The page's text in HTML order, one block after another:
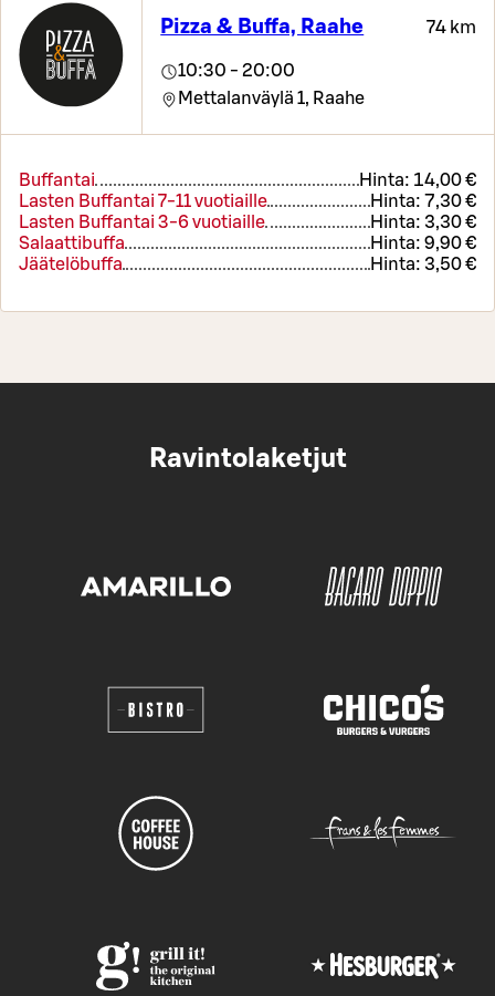
Pizza & Buffa, Raahe 74 km
10:30 - 20:00
Mettalanväylä 1, Raahe
Buffantai Hinta: 14,00 €
Lasten Buffantai 7-11 vuotiaille
Hinta: 7,30 €
Lasten Buffantai 3-6 vuotiaille
Hinta: 3,30 €
Salaattibuffa
Hinta: 9,90 €
Jäätelöbuffa
Hinta: 3,50 €
Ravintolaketjut